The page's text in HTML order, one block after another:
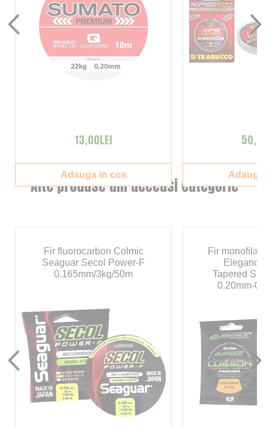
Alte produse din aceeasi categorie
Fir fluorocarbon Colmic
Seaguar Secol Power-F
0.165mm/3kg/50m
Fir
Elegance
Tapered
0.20mm-
13,00LEI
Adauga in cos Adauga